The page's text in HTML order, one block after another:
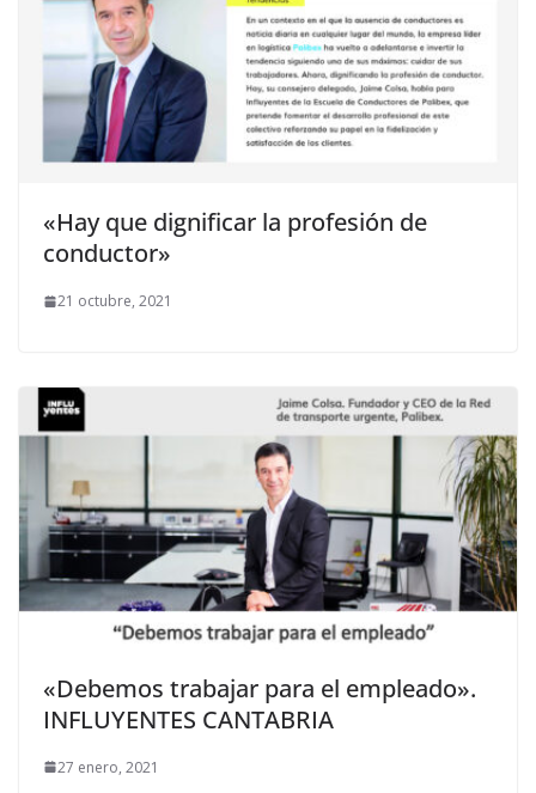
«Hay que dignificar la profesión de
conductor»
21 octubre, 2021
«Debemos trabajar para el empleado».
INFLUYENTES CANTABRIA
27 enero, 2021